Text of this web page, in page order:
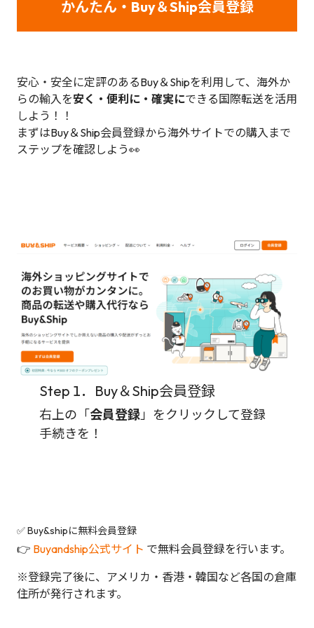
かんたん・Buy＆Ship会員登録
安心・安全に定評のあるBuy＆Shipを利用して、海外か
らの輸入を安く・便利に・確実にできる国際転送を活用
しよう！！
まずはBuy＆Ship会員登録から海外サイトでの購入まで
ステップを確認しよう👀
Step 1．Buy＆Ship会員登録
右上の「会員登録 」をクリックして登録
手続きを！
✅ Buy&shipに無料会員登録
👉 Buyandship公式サイト で無料会員登録を行います。
※登録完了後に、アメリカ・香港・韓国など各国の倉庫
住所が発行されます。